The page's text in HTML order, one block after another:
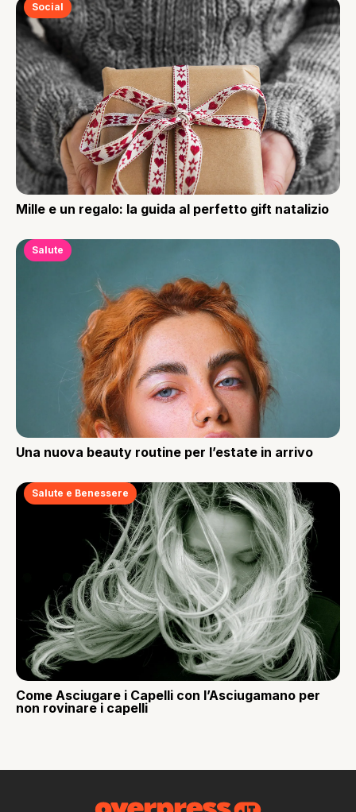
Social
Mille e un regalo: la guida al perfetto gift natalizio
Salute
Una nuova beauty routine per l’estate in arrivo
Salute e Benessere
Come Asciugare i Capelli con l’Asciugamano per
non rovinare i capelli